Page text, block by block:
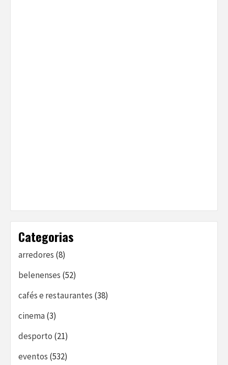
Categorias
arredores (8)
belenenses (52)
cafés e restaurantes (38)
cinema(3)
desporto (21)
eventos (532)